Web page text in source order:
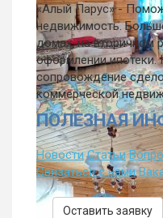
«Алый Парус» -
недвижимость.
домах, на вторичном
оформлении
сопровождение
коммерческой
ПОЛЕЗНАЯ
Новости Статьи
Связаться с нами
Оставить заявку